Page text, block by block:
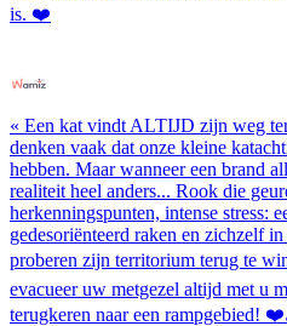
is. ❤️
« Een kat vindt ALTIJD zijn weg
denken vaak dat onze kleine
hebben. Maar wanneer een brand
realiteit heel anders... Rook die
herkenningspunten, intense stress:
gedesoriënteerd raken en zichzelf
proberen zijn territorium terug te
evacueer uw metgezel altijd met u
terugkeren naar een rampgebied!